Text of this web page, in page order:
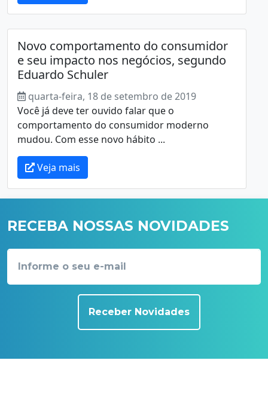
Novo comportamento do consumidor
e seu impacto nos negócios, segundo
Eduardo Schuler
quarta-feira, 18 de setembro de 2019
Você já deve ter ouvido falar que o
comportamento do consumidor moderno
mudou. Com esse novo hábito ...
Veja mais
RECEBA NOSSAS NOVIDADES
Receber Novidades